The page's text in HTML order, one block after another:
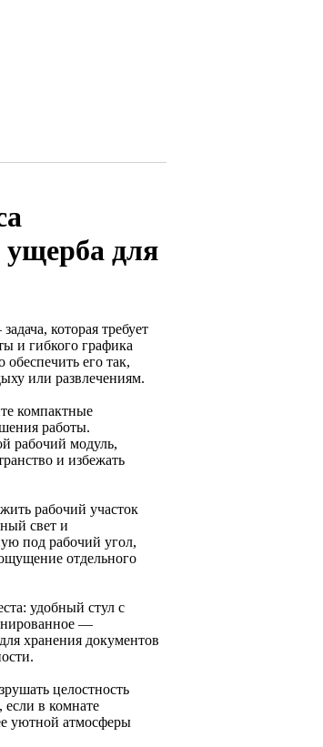
ущерба для
которая требует
и гибкого графика
его так,
или развлечениям.
компактные
работы.
рабочий модуль,
и избежать
рабочий участок
свет и
под рабочий угол,
отдельного
удобный стул с
—
хранения документов
целостность
если в комнате
уютной атмосферы